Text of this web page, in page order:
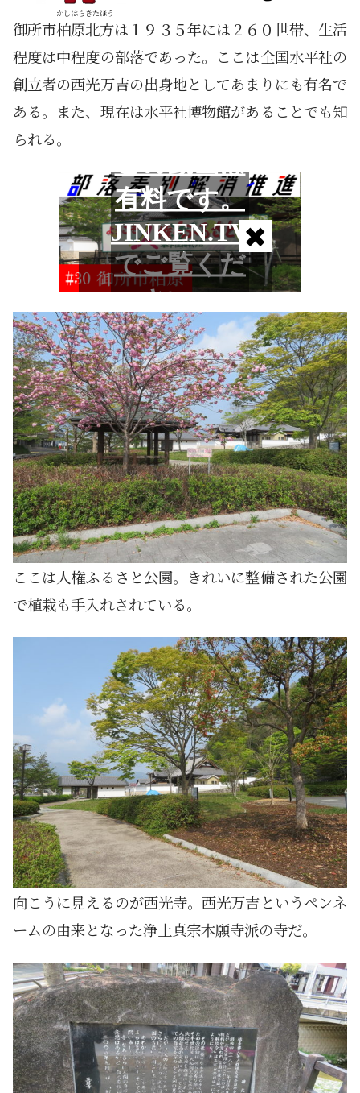
御所市柏原
かしはら
北方
きたほう
は１９３５年には２６０世帯、生活
程度は中程度の部落であった。ここは全国水平社の
創立者の西光万吉の出身地としてあまりにも有名で
ある。また、現在は水平社博物館があることでも知
られる。
ここは人権ふるさと公園。きれいに整備された公園
で植栽も手入れされている。
向こうに見えるのが西光寺。西光万吉というペンネ
ームの由来となった浄土真宗本願寺派の寺だ。